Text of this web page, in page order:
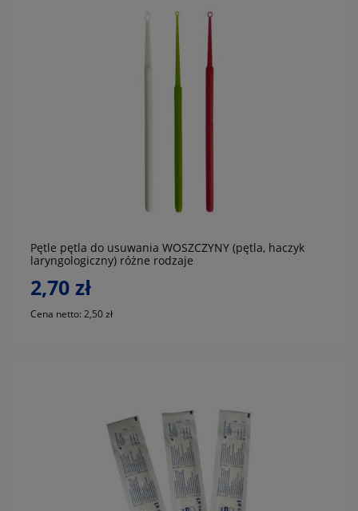
Pętle pętla do usuwania WOSZCZYNY (pętla, haczyk
laryngologiczny) różne rodzaje
2,70 zł
Cena netto: 2,50 zł